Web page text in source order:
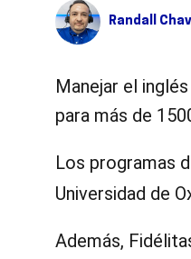
Randall
Manejar el
para más de
Los programas
Universidad de
Además,